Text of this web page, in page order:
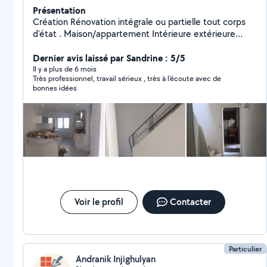
Présentation
Création Rénovation intégrale ou partielle tout corps
d'état . Maison/appartement Intérieure extérieure
Peinture Pose parquet, carrelage , moquette .
Dernier avis laissé par Sandrine : 5/5
Il y a plus de 6 mois
Très professionnel, travail sérieux , très à l’écoute avec de
bonnes idées
Voir le profil Contacter
Particulier
Andranik Injighulyan